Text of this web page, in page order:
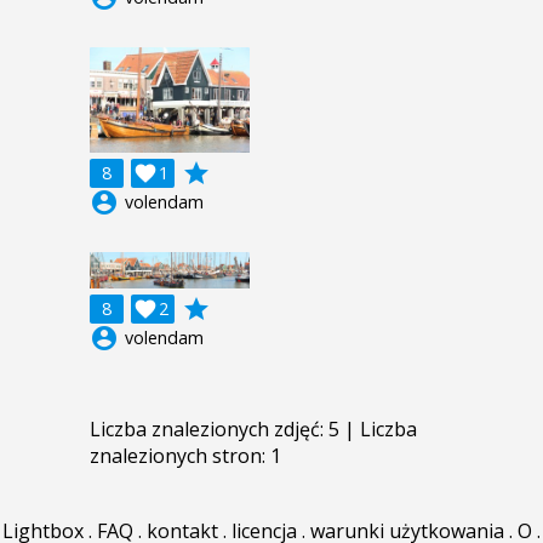
8 1

grade
account_circle volendam
8 2

grade
account_circle volendam
Liczba znalezionych zdjęć: 5 | Liczba
znalezionych stron: 1
Lightbox. FAQ . kontakt. licencja . warunki użytkowania . O .